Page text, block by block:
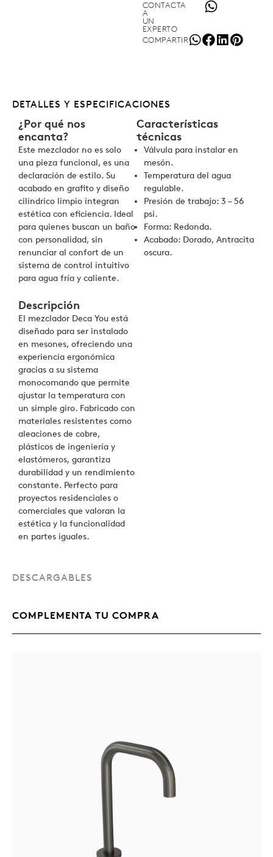
CONTACTA
A
UN
EXPERTO
COMPARTIR
DETALLES Y ESPECIFICACIONES
DESCARGABLES
¿Por qué nos
encanta?
Este mezclador no es solo
una pieza funcional, es una
declaración de estilo. Su
acabado en grafito y diseño
cilíndrico limpio integran
estética con eficiencia. Ideal
para quienes buscan un baño
con personalidad, sin
renunciar al confort de un
sistema de control intuitivo
para agua fría y caliente.
Descripción
El mezclador Deca You está
diseñado para ser instalado
en mesones, ofreciendo una
experiencia ergonómica
gracias a su sistema
monocomando que permite
ajustar la temperatura con
un simple giro. Fabricado con
materiales resistentes como
aleaciones de cobre,
plásticos de ingeniería y
elastómeros, garantiza
durabilidad y un rendimiento
constante. Perfecto para
proyectos residenciales o
comerciales que valoran la
estética y la funcionalidad
en partes iguales.
Características
técnicas
Válvula para instalar en
mesón.
Temperatura del agua
regulable.
Presión de trabajo: 3 – 56
psi.
Forma: Redonda.
Acabado: Dorado, Antracita
oscura.
COMPLEMENTA TU COMPRA